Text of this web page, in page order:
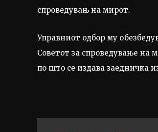
спроведувањ на мирот.
Управниот одбор му
Советот за спроведување на
по што се издава заедничка